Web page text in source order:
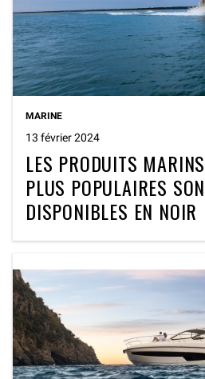
MARINE
13 février 2024
LES PRODUITS
PLUS POPULAIRES
DISPONIBLES EN NOIR